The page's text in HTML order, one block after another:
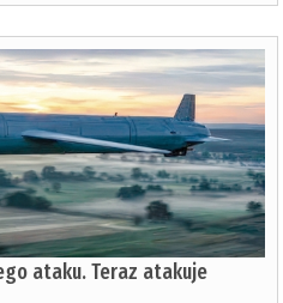
ataku. Teraz atakuje